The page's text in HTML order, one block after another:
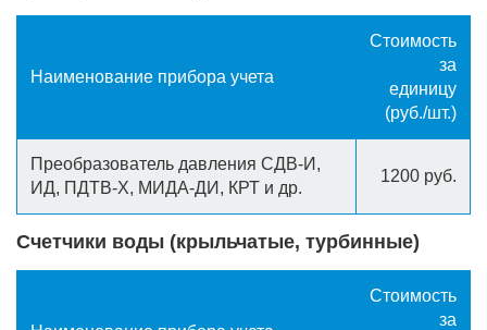
Наименование прибора учета
Стоимость
за
единицу
(руб./шт.)
Преобразователь давления СДВ-И,
ИД, ПДТВ-Х, МИДА-ДИ, КРТ и др.
1200 руб.
Счетчики воды (крыльчатые, турбинные)
Стоимость
за